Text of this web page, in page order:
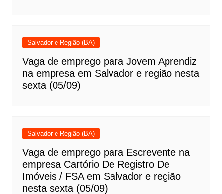
Salvador e Região (BA)
Vaga de emprego para Jovem Aprendiz
na empresa em Salvador e região nesta
sexta (05/09)
Salvador e Região (BA)
Vaga de emprego para Escrevente na
empresa Cartório De Registro De
Imóveis / FSA em Salvador e região
nesta sexta (05/09)